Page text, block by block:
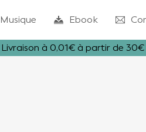
Musique Ebook
Livraison à 0,01€ à partir de